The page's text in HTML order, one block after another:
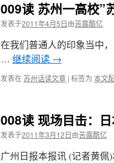
009读 苏州一高校”
发表于2011年4月5日由苦露酷亿
在我们普通人的印象当中
… 继续阅读 →
发表在苏州话读文章 | 标签为 本文
008读 现场目击：
发表于2011年3月12日由苦露酷亿
广州日报本报讯 (记者黄